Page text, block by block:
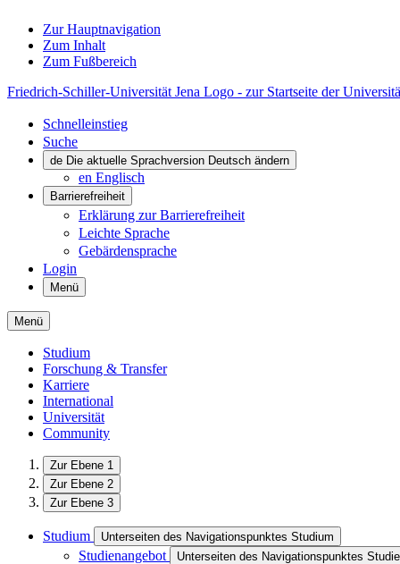
Zur Hauptnavigation
Zum Inhalt
Zum Fußbereich
Friedrich-Schiller-Universität Jena Logo - zur Startseite der
Schnelleinstieg
Suche
de Die aktuelle Sprachversion Deutsch ändern
en Englisch
Barrierefreiheit
Erklärung zur Barrierefreiheit
Leichte Sprache
Gebärdensprache
Login
Menü
Menü
Studium
Forschung & Transfer
Karriere
International
Universität
Community
Zur Ebene 1
Zur Ebene 2
Zur Ebene 3
Studium Unterseiten des Navigationspunktes Studium
Studienangebot Unterseiten des Navigationspunktes